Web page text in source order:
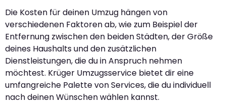
Die Kosten für deinen Umzug hängen von
verschiedenen Faktoren ab, wie zum Beispiel der
Entfernung zwischen den beiden Städten, der Größe
deines Haushalts und den zusätzlichen
Dienstleistungen, die du in Anspruch nehmen
möchtest. Krüger Umzugsservice bietet dir eine
umfangreiche Palette von Services, die du individuell
nach deinen Wünschen wählen kannst.